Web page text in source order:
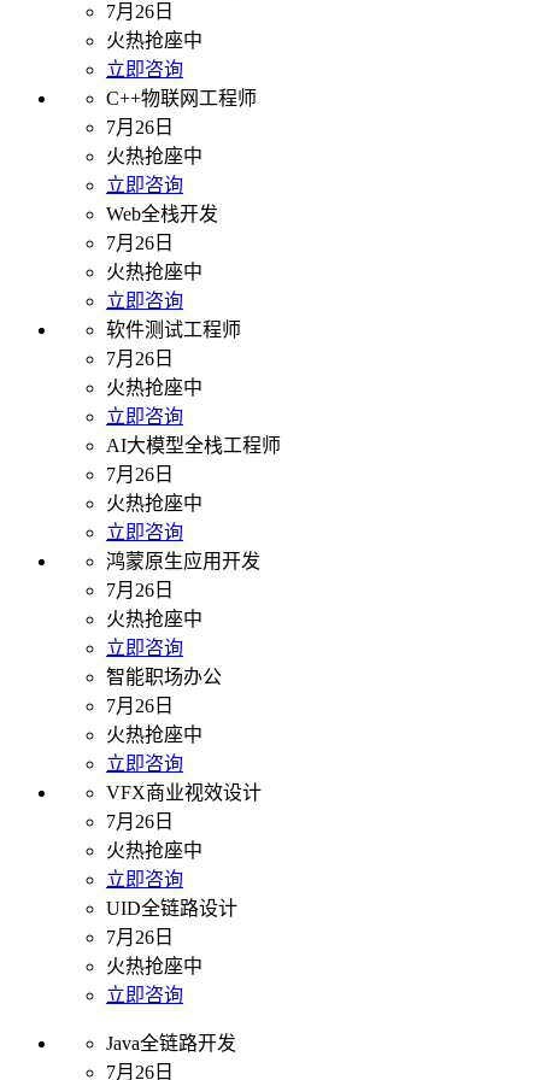
7月26日
火热抢座中
立即咨询
C++物联网工程师
7月26日
火热抢座中
立即咨询
Web全栈开发
7月26日
火热抢座中
立即咨询
软件测试工程师
7月26日
火热抢座中
立即咨询
AI大模型全栈工程师
7月26日
火热抢座中
立即咨询
鸿蒙原生应用开发
7月26日
火热抢座中
立即咨询
智能职场办公
7月26日
火热抢座中
立即咨询
VFX商业视效设计
7月26日
火热抢座中
立即咨询
UID全链路设计
7月26日
火热抢座中
立即咨询
Java全链路开发
7月26日